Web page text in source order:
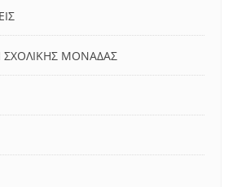
ΣΧΟΛΙΚΗΣ ΜΟΝΑΔΑΣ